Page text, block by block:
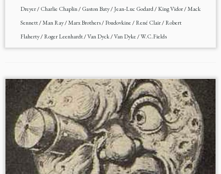
Dreyer/Charlie Chaplin/Gaston Baty/Jean-Luc Godard/King Vidor/Mack
Sennett/Man Ray/Marx Brothers/Poudovkine/René Clair/Robert
Flaherty/Roger Leenhardt/Van Dyck/Van Dyke/W.C.Fields